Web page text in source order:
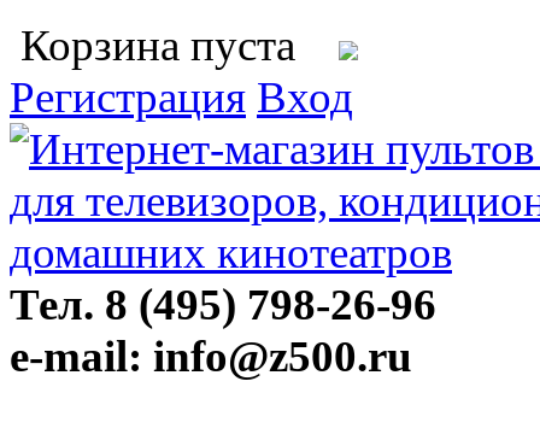
Корзина пуста
Регистрация Вход
Тел. 8 (495) 798-26-96
e-mail: info@z500.ru